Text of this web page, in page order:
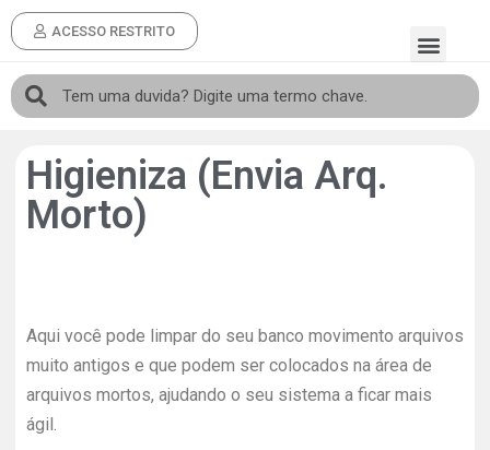
ACESSO RESTRITO
Higieniza (Envia Arq.
Morto)
Aqui você pode limpar do seu banco movimento arquivos
muito antigos e que podem ser colocados na área de
arquivos mortos, ajudando o seu sistema a ficar mais
ágil.